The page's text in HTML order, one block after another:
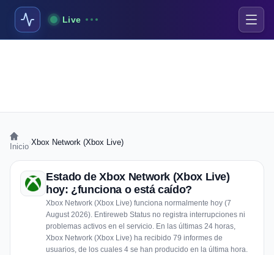
Live
Inicio Xbox Network (Xbox Live)
Estado de Xbox Network (Xbox Live)
hoy: ¿funciona o está caído?
Xbox Network (Xbox Live) funciona normalmente hoy (7
August 2026). Entireweb Status no registra interrupciones ni
problemas activos en el servicio. En las últimas 24 horas,
Xbox Network (Xbox Live) ha recibido 79 informes de
usuarios, de los cuales 4 se han producido en la última hora.